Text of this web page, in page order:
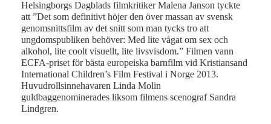
Helsingborgs Dagblads filmkritiker Malena Janson tyckte
att ”Det som definitivt höjer den över massan av svensk
genomsnittsfilm av det snitt som man tycks tro att
ungdomspubliken behöver: Med lite vågat om sex och
alkohol, lite coolt visuellt, lite livsvisdom.” Filmen vann
ECFA-priset för bästa europeiska barnfilm vid Kristiansand
International Children’s Film Festival i Norge 2013.
Huvudrollsinnehavaren Linda Molin
guldbaggenominerades liksom filmens scenograf Sandra
Lindgren.